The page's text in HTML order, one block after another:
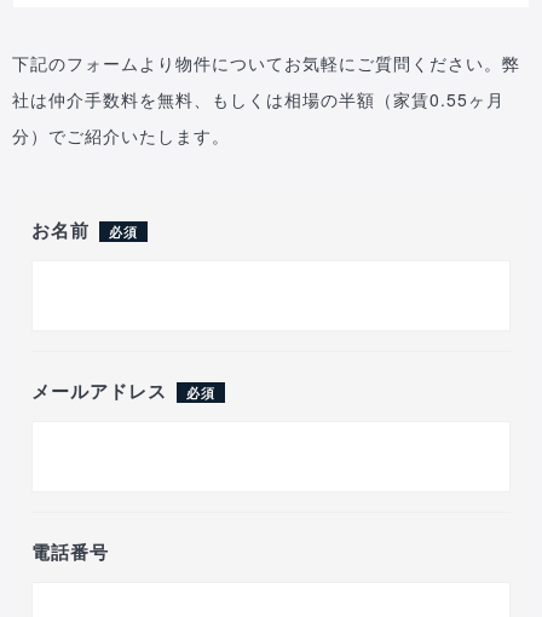
下記のフォームより物件についてお気軽にご質問ください。弊
社は仲介手数料を無料、もしくは相場の半額（家賃0.55ヶ月
分）でご紹介いたします。
お名前 必須
メールアドレス 必須
電話番号